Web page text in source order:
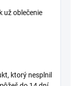
už oblečenie
ktorý nesplnil